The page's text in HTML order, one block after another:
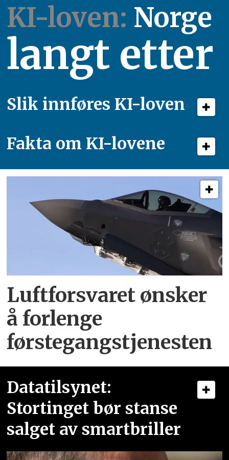
KI-loven: Norge
langt etter
Slik innføres KI-loven
Fakta om KI-lovene
Luftforsvaret ønsker
å forlenge
førstegangstjenesten
Datatilsynet:
Stortinget bør stanse
salget av smartbriller